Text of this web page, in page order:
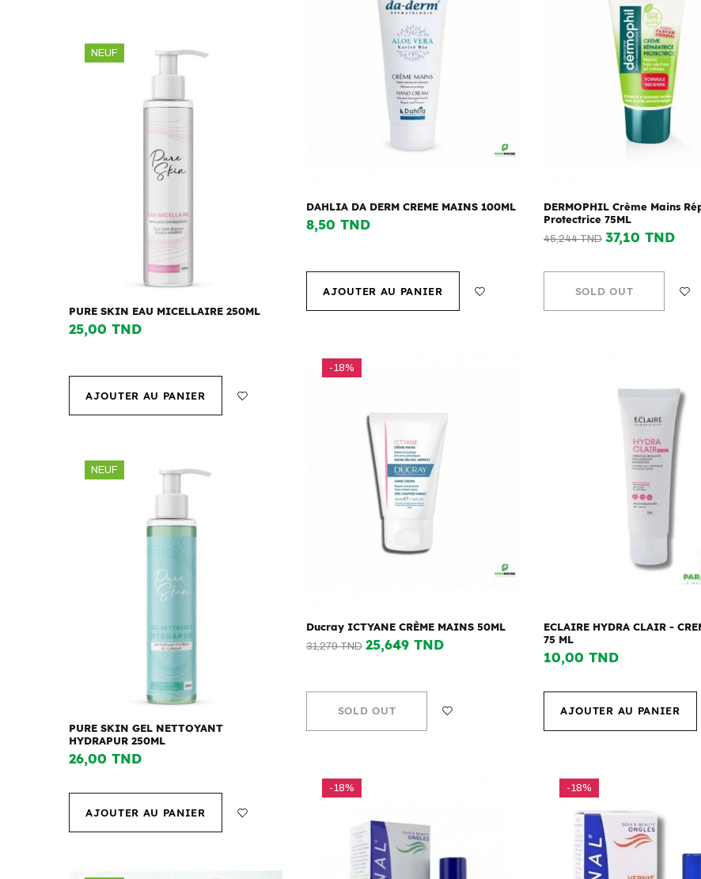
NEUF
PURE SKIN EAU MICELLAIRE 250ML
25,00 TND
AJOUTER AU PANIER
NEUF
PURE SKIN GEL NETTOYANT
HYDRAPUR 250ML
26,00 TND
AJOUTER AU PANIER
DAHLIA DA DERM CREME MAINS 100ML
8,50 TND
AJOUTER AU PANIER
DERMOPHIL Crème Mains
Protectrice 75ML
45,244 TND 37,10 TND
SOLD OUT
-18%
Ducray ICTYANE CRÈME MAINS 50ML
31,279 TND 25,649 TND
SOLD OUT
ECLAIRE HYDRA CLAIR -
75 ML
10,00 TND
AJOUTER AU PANIER
-18% -18%